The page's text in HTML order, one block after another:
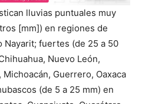
lluvias puntuales muy
[mm]) en regiones de
Nayarit; fuertes (de 25 a 50
Nuevo León,
Guerrero, Oaxaca
(de 5 a 25 mm) en